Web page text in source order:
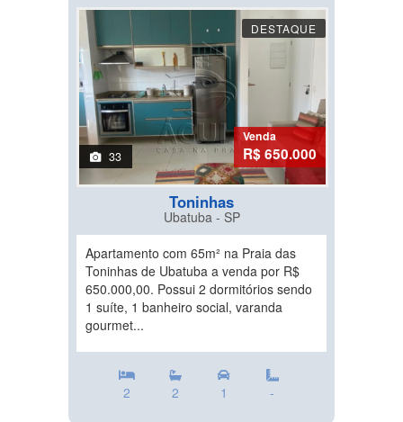
DESTAQUE
33
Venda
R$ 650.000
Toninhas
Ubatuba - SP
Apartamento com 65m² na Praia das
Toninhas de Ubatuba a venda por R$
650.000,00. Possui 2 dormitórios sendo
1 suíte, 1 banheiro social, varanda
gourmet...
2 2 1 -